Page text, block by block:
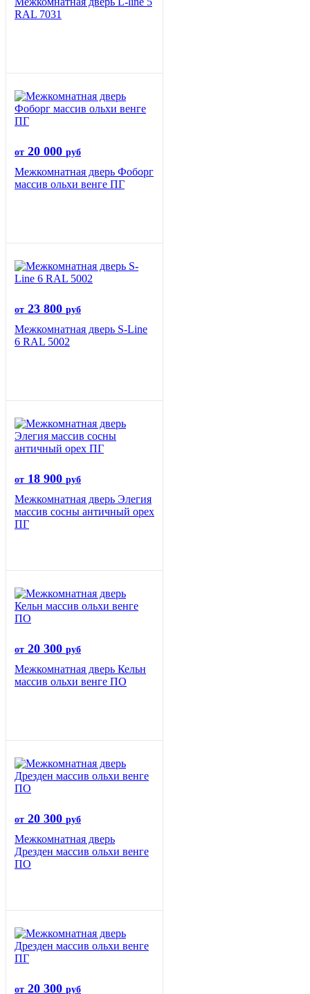
RAL 7031
от 20 000 руб
Межкомнатная дверь Фоборг
массив ольхи венге ПГ
от 23 800 руб
Межкомнатная дверь S-Line
6 RAL 5002
от 18 900 руб
Межкомнатная дверь Элегия
массив сосны античный орех
ПГ
от 20 300 руб
Межкомнатная дверь Кельн
массив ольхи венге ПО
от 20 300 руб
Межкомнатная дверь
Дрезден массив ольхи венге
ПО
от 20 300 руб